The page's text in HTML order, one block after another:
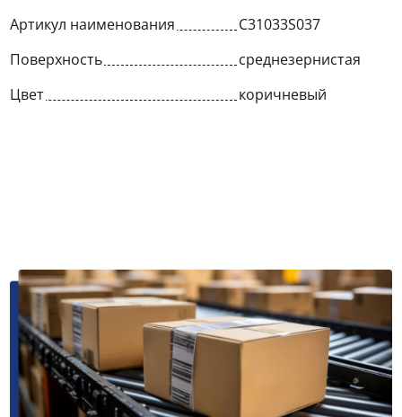
Артикул наименования
C31033S037
Поверхность
среднезернистая
Цвет
коричневый